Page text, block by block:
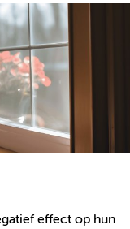
effect op hun